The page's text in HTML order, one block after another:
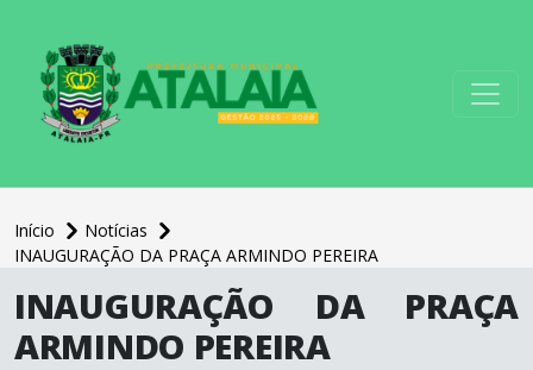
Início
Notícias
INAUGURAÇÃO DA PRAÇA ARMINDO PEREIRA
principal
INAUGURAÇÃO DA PRAÇA
ARMINDO PEREIRA